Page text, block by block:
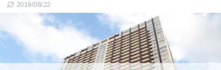
2019/08/22